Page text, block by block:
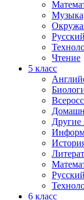
Чтение
5 класс
Другие
6 класс